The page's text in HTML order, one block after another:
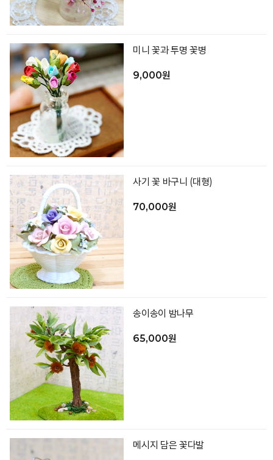
미니 꽃과 투명 꽃병
9,000원
사기 꽃 바구니 (대형)
70,000원
송이송이 밤나무
65,000원
메시지 담은 꽃다발